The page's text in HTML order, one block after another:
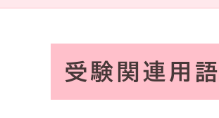
受験関連用